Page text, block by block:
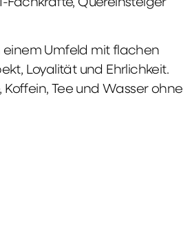
Fachkräfte, Quereinsteiger
Umfeld mit flachen
Loyalität und Ehrlichkeit.
Tee und Wasser ohne